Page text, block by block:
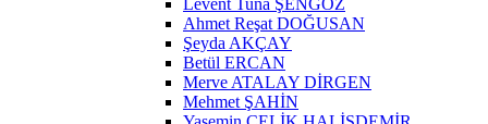
Ahmet Reşat DOĞUSAN
Şeyda AKÇAY
Betül ERCAN
Merve ATALAY DİRGEN
Mehmet ŞAHİN